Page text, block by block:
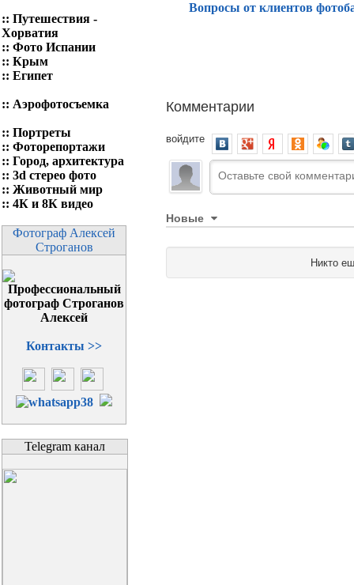
:: Путешествия -
Хорватия
:: Фото Испании
:: Крым
:: Египет
:: Аэрофотосъемка
:: Портреты
:: Фоторепортажи
:: Город, архитектура
:: 3d стерео фото
:: Животный мир
:: 4К и 8К видео
Фотограф Алексей
Строганов
Контакты >>
Telegram канал
Вопросы от клиентов
Комментарии
войдите
Новые
Никто